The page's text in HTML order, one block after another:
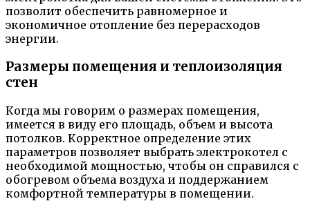
позволит обеспечить равномерное и
экономичное отопление без перерасходов
энергии.
Размеры помещения и теплоизоляция
стен
Когда мы говорим о размерах помещения,
имеется в виду его площадь, объем и высота
потолков. Корректное определение этих
параметров позволяет выбрать электрокотел с
необходимой мощностью, чтобы он справился с
обогревом объема воздуха и поддержанием
комфортной температуры в помещении.